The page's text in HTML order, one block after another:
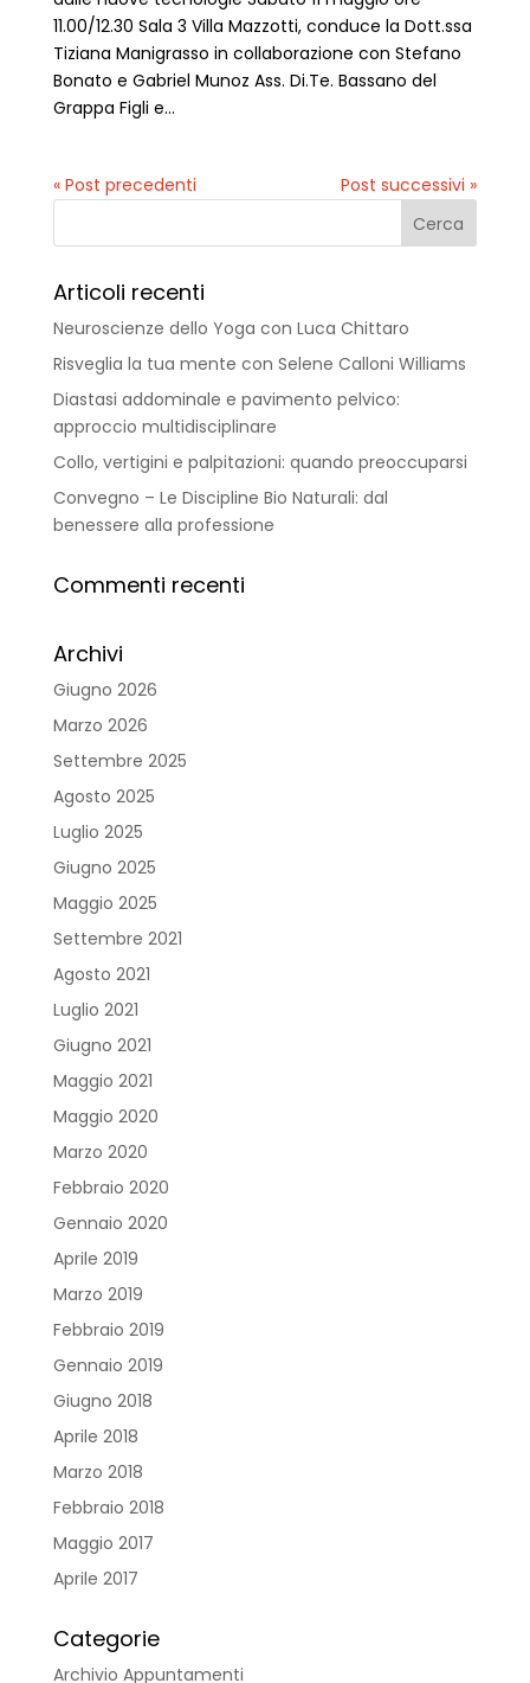
11.00/12.30 Sala 3 Villa Mazzotti, conduce la Dott.ssa
Tiziana Manigrasso in collaborazione con Stefano
Bonato e Gabriel Munoz Ass. Di.Te. Bassano del
Grappa Figli e...
« Post precedenti Post successivi »
Articoli recenti
Neuroscienze dello Yoga con Luca Chittaro
Risveglia la tua mente con Selene Calloni Williams
Diastasi addominale e pavimento pelvico:
approccio multidisciplinare
Collo, vertigini e palpitazioni: quando preoccuparsi
Convegno – Le Discipline Bio Naturali: dal
benessere alla professione
Commenti recenti
Archivi
Giugno 2026
Marzo 2026
Settembre 2025
Agosto 2025
Luglio 2025
Giugno 2025
Maggio 2025
Settembre 2021
Agosto 2021
Luglio 2021
Giugno 2021
Maggio 2021
Maggio 2020
Marzo 2020
Febbraio 2020
Gennaio 2020
Aprile 2019
Marzo 2019
Febbraio 2019
Gennaio 2019
Giugno 2018
Aprile 2018
Marzo 2018
Febbraio 2018
Maggio 2017
Aprile 2017
Categorie
Archivio Appuntamenti